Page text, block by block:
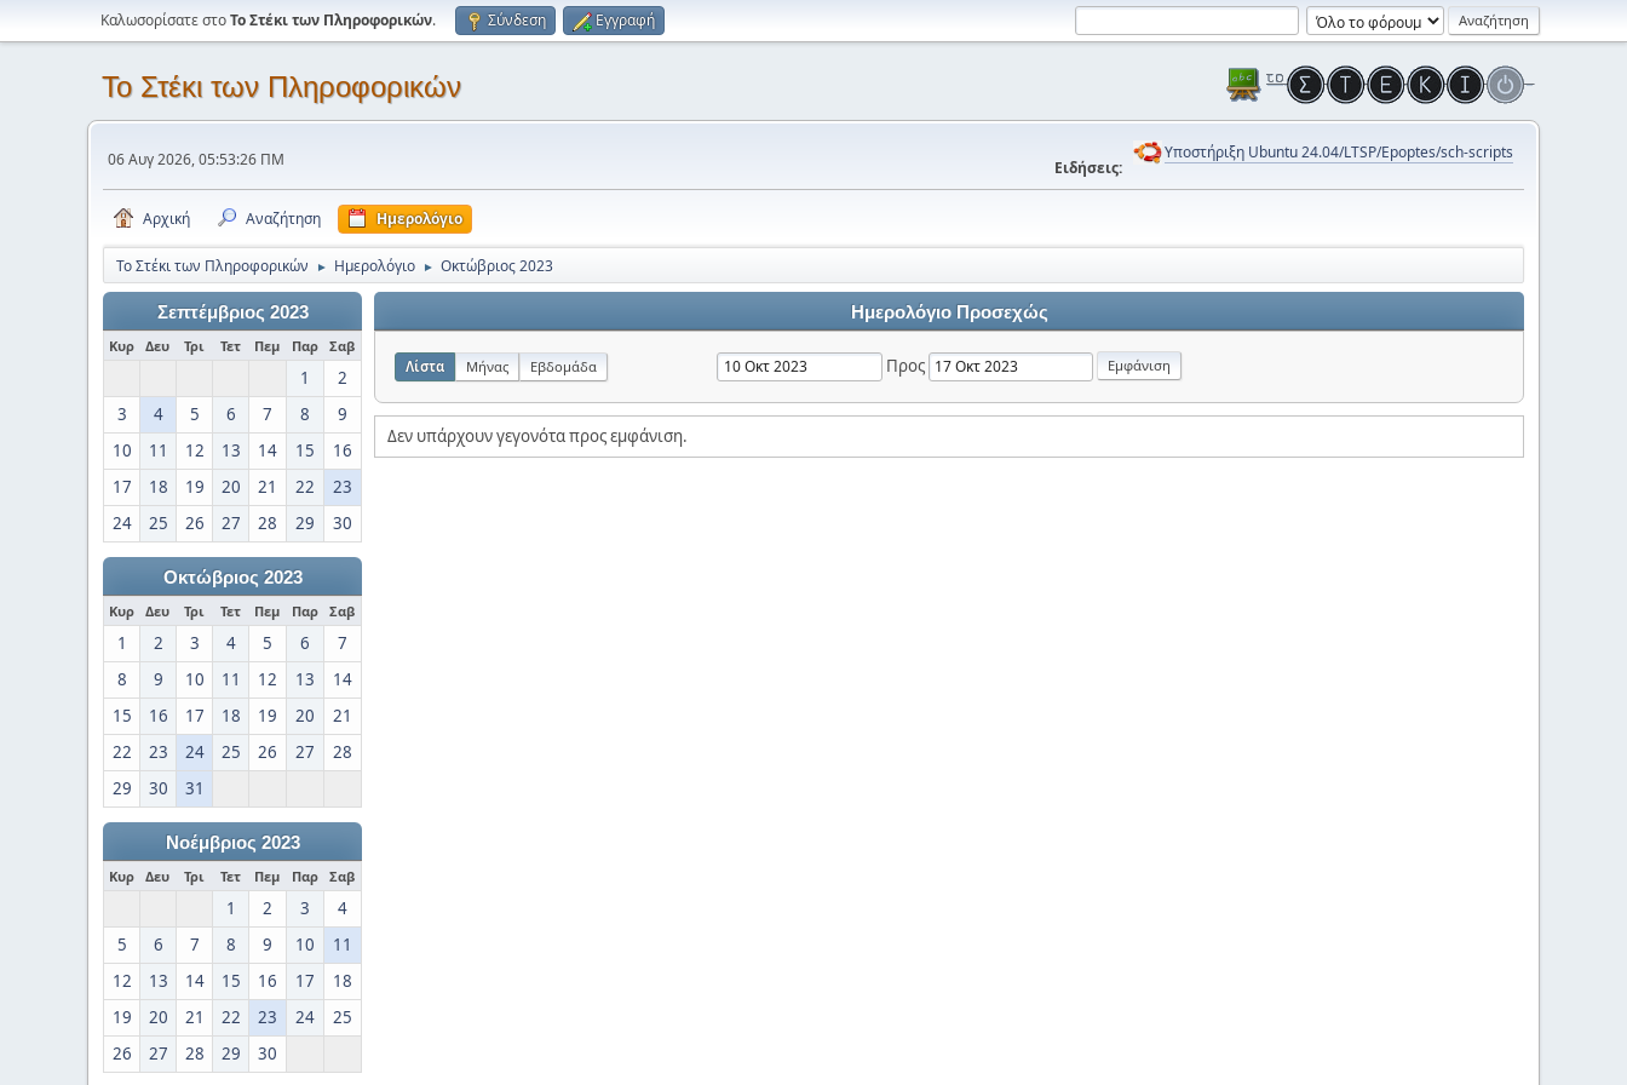
Καλωσορίσατε στοΤο Στέκι των Πληροφορικών. Σύνδεση Εγγραφή
Το Στέκι των Πληροφορικών
06 Αυγ 2026, 05:53:26 ΠΜ Ειδήσεις:
Υποστήριξη Ubuntu 24.04/LTSP/Epoptes/sch-scripts
Αρχική Αναζήτηση Ημερολόγιο
Το Στέκι των Πληροφορικών ► Ημερολόγιο ► Οκτώβριος 2023
Σεπτέμβριος 2023
Κυρ Δευ Τρι Τετ Πεμ Παρ Σαβ
1
2
3
4 5 6 7 8
9
10
11 12 13 14 15
16
17
18 19 20 21 22
23
24
25 26 27 28 29 30
Οκτώβριος 2023
Κυρ Δευ Τρι Τετ Πεμ Παρ Σαβ
1 2 3 4 5 6
7
8
9 10 11 12 13
14
15
16 17 18 19 20
21
22
23 24 25 26 27
28
29
30 31
Νοέμβριος 2023
Κυρ Δευ Τρι Τετ Πεμ Παρ Σαβ
1 2 3
4
5
6 7 8 9 10
11
12
13 14 15 16 17
18
19
20 21 22 23 24
25
26
27 28 29 30
Ημερολόγιο Προσεχώς
Λίστα Μήνας Εβδομάδα Προς
Δεν υπάρχουν γεγονότα προς εμφάνιση.